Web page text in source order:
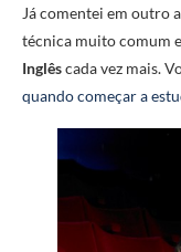
Já comentei em outro
técnica muito comum
Inglêscada vez mais.
quando começar a